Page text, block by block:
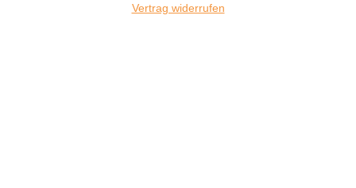
Vertrag widerrufen